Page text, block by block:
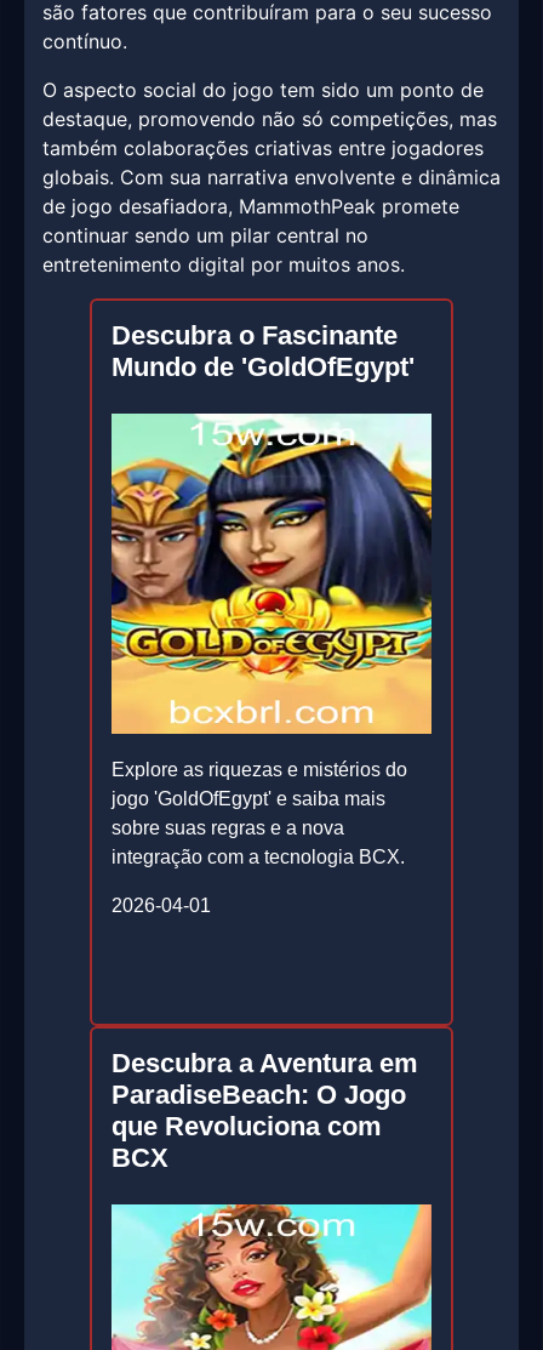
são fatores que contribuíram para o seu sucesso
contínuo.
O aspecto social do jogo tem sido um ponto de
destaque, promovendo não só competições, mas
também colaborações criativas entre jogadores
globais. Com sua narrativa envolvente e dinâmica
de jogo desafiadora, MammothPeak promete
continuar sendo um pilar central no
entretenimento digital por muitos anos.
Descubra o Fascinante
Mundo de 'GoldOfEgypt'
Explore as riquezas e mistérios do
jogo 'GoldOfEgypt' e saiba mais
sobre suas regras e a nova
integração com a tecnologia BCX.
2026-04-01
Descubra a Aventura em
ParadiseBeach: O Jogo
que Revoluciona com
BCX